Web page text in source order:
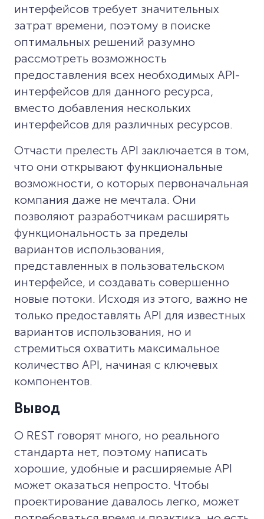
интерфейсов требует значительных
затрат времени, поэтому в поиске
оптимальных решений разумно
рассмотреть возможность
предоставления всех необходимых API-
интерфейсов для данного ресурса,
вместо добавления нескольких
интерфейсов для различных ресурсов.
Отчасти прелесть API заключается в том,
что они открывают функциональные
возможности, о которых первоначальная
компания даже не мечтала. Они
позволяют разработчикам расширять
функциональность за пределы
вариантов использования,
представленных в пользовательском
интерфейсе, и создавать совершенно
новые потоки. Исходя из этого, важно не
только предоставлять API для известных
вариантов использования, но и
стремиться охватить максимальное
количество API, начиная с ключевых
компонентов.
Вывод
О REST говорят много, но реального
стандарта нет, поэтому написать
хорошие, удобные и расширяемые API
может оказаться непросто. Чтобы
проектирование давалось легко, может